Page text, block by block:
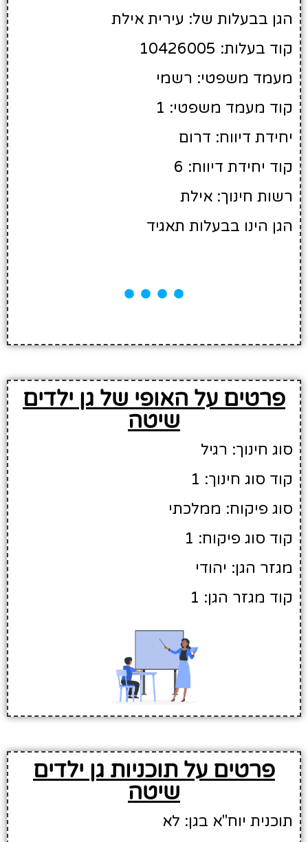
הגן בבעלות של: עירית אילת
קוד בעלות: 10426005
מעמד משפטי: רשמי
קוד מעמד משפטי: 1
יחידת דיווח: דרום
קוד יחידת דיווח: 6
רשות חינוך: אילת
הגן הינו בבעלות תאגיד
פרטים על האופי של גן ילדים
שיטה
סוג חינוך: רגיל
קוד סוג חינוך: 1
סוג פיקוח: ממלכתי
קוד סוג פיקוח: 1
מגזר הגן: יהודי
קוד מגזר הגן: 1
פרטים על תוכניות גן ילדים
שיטה
תוכנית יוח"א בגן: לא